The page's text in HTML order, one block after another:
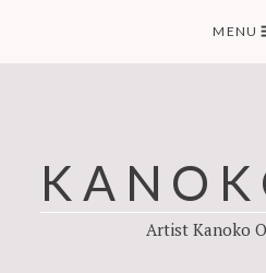
MENU
Artist Kanoko